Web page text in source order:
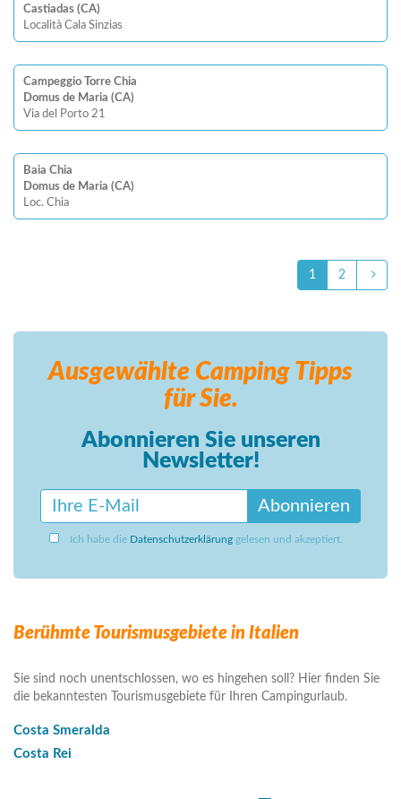
Castiadas (CA)
Località Cala Sinzias
Campeggio Torre Chia
Domus de Maria (CA)
Via del Porto 21
Baia Chia
Domus de Maria (CA)
Loc. Chia
1 2
Ausgewählte Camping Tipps
für Sie.
Abonnieren Sie unseren
Newsletter!
Abonnieren
Ich habe die Datenschutzerklärung gelesen und akzeptiert.
Berühmte Tourismusgebiete in Italien
Sie sind noch unentschlossen, wo es hingehen soll? Hier finden Sie
die bekanntesten Tourismusgebiete für Ihren Campingurlaub.
Costa Smeralda
Costa Rei